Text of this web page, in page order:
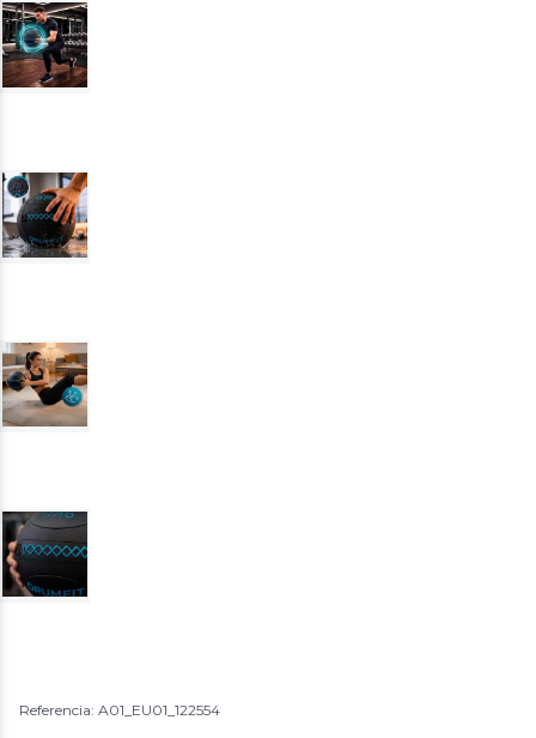
Referencia: A01_EU01_122554